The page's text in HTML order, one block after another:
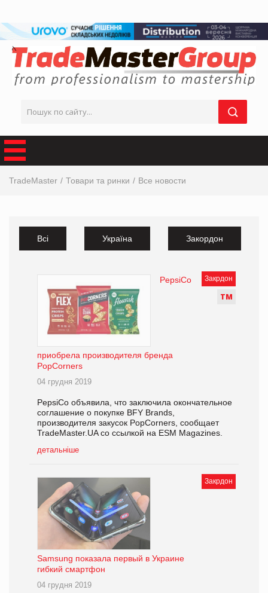
TradeMaster Товари та ринки Все новости
Всі Україна Закордон
Закрдон
ТМ
PepsiCo
приобрела производителя бренда
PopCorners
04 грудня 2019
PepsiCo объявила, что заключила окончательное
соглашение о покупке BFY Brands,
производителя закусок PopCorners, сообщает
TradeMaster.UA со ссылкой на ESM Magazines.
детальніше
Закрдон
Samsung показала первый в Украине
гибкий смартфон
04 грудня 2019